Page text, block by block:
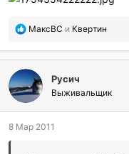
П
б
а
г
о
а
МаксВС и Квертин
Русич
Выживальщик
8 Мар 2011